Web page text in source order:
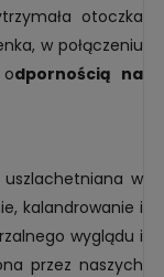
otoczka
w połączeniu
dpornością na
uszlachetniana w
kalandrowanie i
wyglądu i
przez naszych